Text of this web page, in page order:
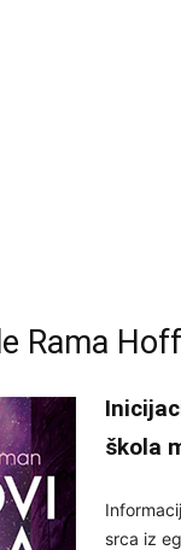
Rama
škola
srca iz